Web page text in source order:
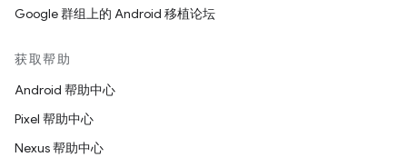
Google 群组上的 Android 移植论坛
获取帮助
Android 帮助中心
Pixel 帮助中心
Nexus 帮助中心